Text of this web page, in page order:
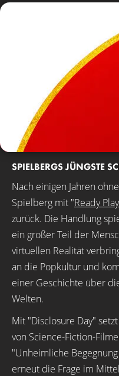
SPIELBERGS JÜNGSTE
Nach einigen Jahren
Spielberg mit "Ready
zurück. Die Handlung
ein großer Teil der
virtuellen Realität
an die Popkultur und
einer Geschichte über
Welten.
Mit "Disclosure Day"
von Science-Fiction-
"Unheimliche
erneut die Frage im